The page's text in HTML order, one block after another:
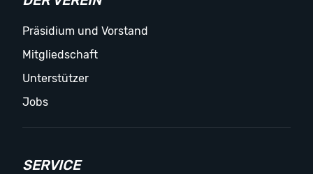
Präsidium und Vorstand
Mitgliedschaft
Unterstützer
Jobs
SERVICE